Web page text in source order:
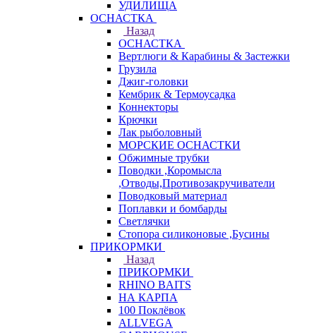
УДИЛИЩА
ОСНАСТКА
Назад
ОСНАСТКА
Вертлюги & Карабины & Застежки
Грузила
Джиг-головки
Кембрик & Термоусадка
Коннекторы
Крючки
Лак рыболовный
МОРСКИЕ ОСНАСТКИ
Обжимные трубки
Поводки ,Коромысла
,Отводы,Противозакручиватели
Поводковый материал
Поплавки и бомбарды
Светлячки
Стопора силиконовые ,Бусины
ПРИКОРМКИ
Назад
ПРИКОРМКИ
RHINO BAITS
НА КАРПА
100 Поклёвок
ALLVEGA